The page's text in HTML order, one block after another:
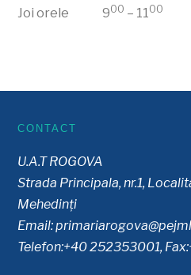
Joi orele 900 – 11 00
CONTACT
U.A.T ROGOVA
Strada Principala, nr.1,
Mehedinți
Email:
Telefon:+40 252353001,